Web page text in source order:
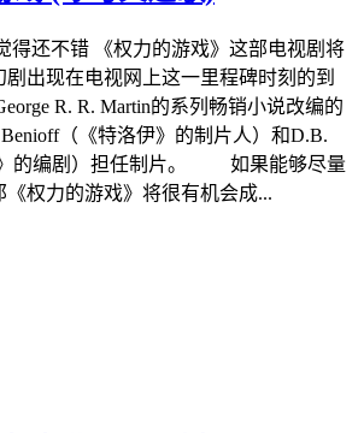
得还不错 《权力的游戏》这部电视剧将
出现在电视网上这一里程碑时刻的到
R. R. Martin的系列畅销小说改编的
（《特洛伊》的制片人）和D.B.
》的编剧）担任制片。 如果能够尽量
权力的游戏》将很有机会成...